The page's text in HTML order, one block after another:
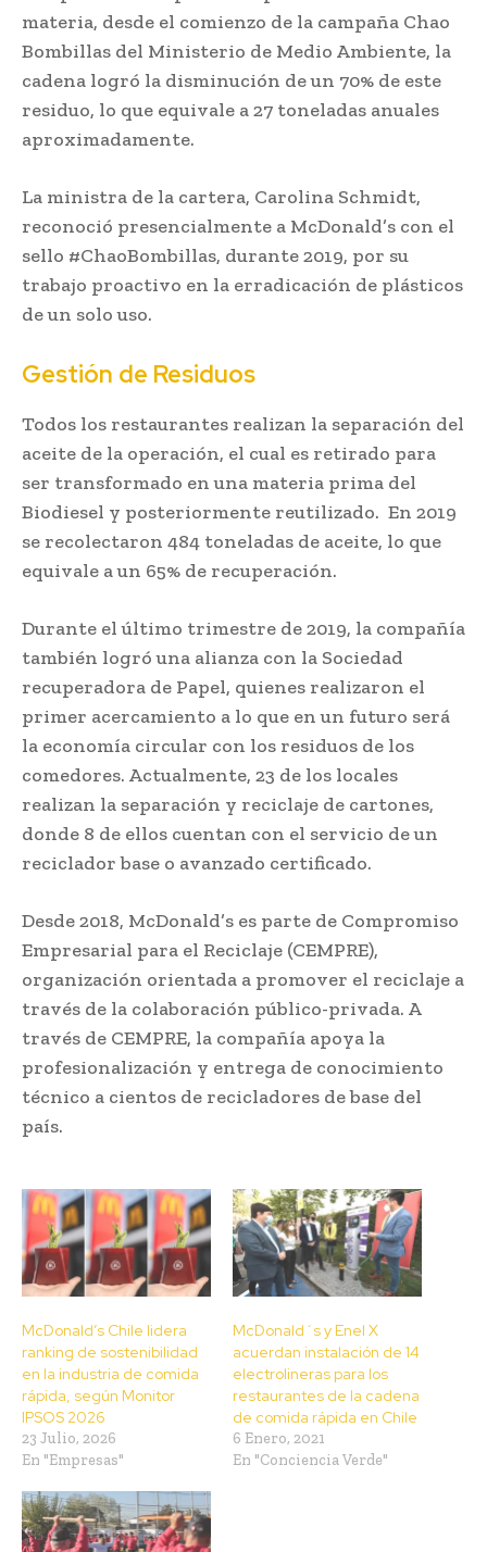
materia, desde el comienzo de la campaña Chao
Bombillas del Ministerio de Medio Ambiente, la
cadena logró la disminución de un 70% de este
residuo, lo que equivale a 27 toneladas anuales
aproximadamente.
La ministra de la cartera, Carolina Schmidt,
reconoció presencialmente a McDonald’s con el
sello #ChaoBombillas, durante 2019, por su
trabajo proactivo en la erradicación de plásticos
de un solo uso.
Gestión de Residuos
Todos los restaurantes realizan la separación del
aceite de la operación, el cual es retirado para
ser transformado en una materia prima del
Biodiesel y posteriormente reutilizado. En 2019
se recolectaron 484 toneladas de aceite, lo que
equivale a un 65% de recuperación.
Durante el último trimestre de 2019, la compañía
también logró una alianza con la Sociedad
recuperadora de Papel, quienes realizaron el
primer acercamiento a lo que en un futuro será
la economía circular con los residuos de los
comedores. Actualmente, 23 de los locales
realizan la separación y reciclaje de cartones,
donde 8 de ellos cuentan con el servicio de un
reciclador base o avanzado certificado.
Desde 2018, McDonald’s es parte de Compromiso
Empresarial para el Reciclaje (CEMPRE),
organización orientada a promover el reciclaje a
través de la colaboración público-privada. A
través de CEMPRE, la compañía apoya la
profesionalización y entrega de conocimiento
técnico a cientos de recicladores de base del
país.
McDonald’s Chile lidera
ranking de sostenibilidad
en la industria de comida
rápida, según Monitor
IPSOS 2026
23 Julio, 2026
En "Empresas"
McDonald´s y Enel X
acuerdan instalación de 14
electrolineras para los
restaurantes de la cadena
de comida rápida en Chile
6 Enero, 2021
En "Conciencia Verde"